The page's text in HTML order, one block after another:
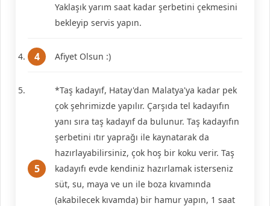
Yaklaşık yarım saat kadar şerbetini çekmesini
bekleyip servis yapın.
Afiyet Olsun :)
*Taş kadayıf, Hatay'dan Malatya'ya kadar pek
çok şehrimizde yapılır. Çarşıda tel kadayıfın
yanı sıra taş kadayıf da bulunur. Taş kadayıfın
şerbetini ıtır yaprağı ile kaynatarak da
hazırlayabilirsiniz, çok hoş bir koku verir. Taş
kadayıfı evde kendiniz hazırlamak isterseniz
süt, su, maya ve un ile boza kıvamında
(akabilecek kıvamda) bir hamur yapın, 1 saat